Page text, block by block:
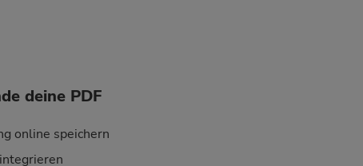
deine PDF
online speichern